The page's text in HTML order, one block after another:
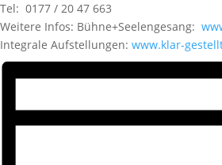
Tel: 0177 / 20 47 663
Weitere Infos: Bühne+Seelengesang:
Integrale Aufstellungen: www.klar-